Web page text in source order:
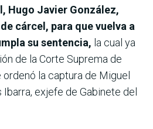
Hugo Javier González,
cárcel, para que vuelva a
su sentencia, la cual ya
de la Corte Suprema de
la captura de Miguel
Ibarra, exjefe de Gabinete del